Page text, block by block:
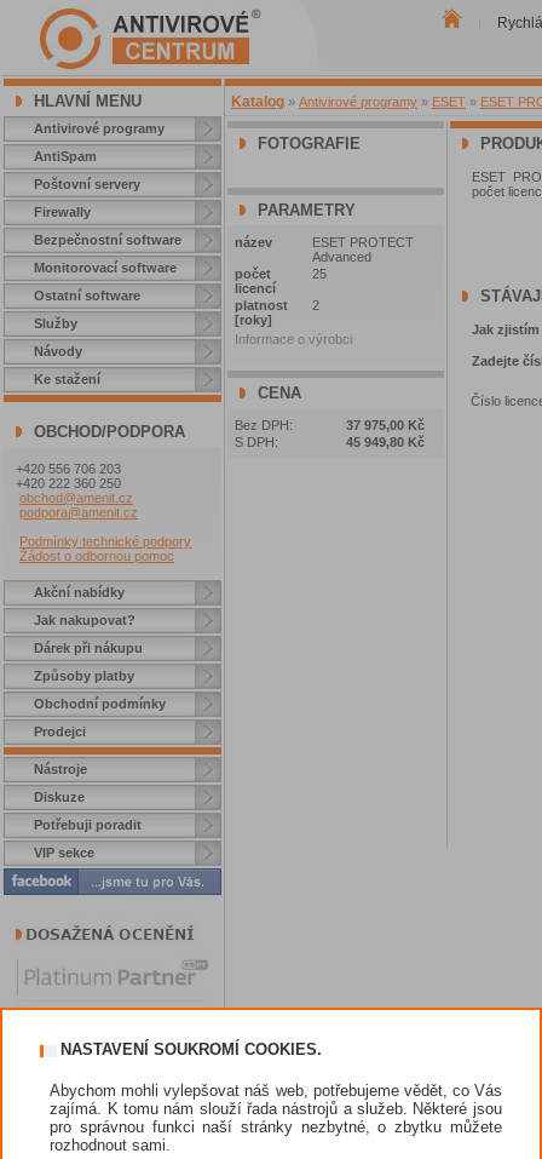
HLAVNÍ MENU
Antivirové programy
AntiSpam
Poštovní servery
Firewally
Bezpečnostní software
Monitorovací software
Ostatní software
Služby
Návody
Ke stažení
OBCHOD/PODPORA
+420 556 706 203
+420 222 360 250
obchod@amenit.cz
podpora@amenit.cz
Podmínky technické podpory
Žádost o odbornou pomoc
Akční nabídky
Jak nakupovat?
Dárek při nákupu
Způsoby platby
Obchodní podmínky
Prodejci
Nástroje
Diskuze
Potřebuji poradit
VIP sekce
Katalog » Antivirové programy » ESET » ESET
FOTOGRAFIE
PARAMETRY
název
ESET PROTECT
Advanced
počet
licencí
25
platnost
[roky]
2
Informace o výrobci
CENA
Bez DPH:
37 975,00 Kč
S DPH:
45 949,80 Kč
ESET
počet
Jak
Zadejte
Číslo
NASTAVENÍ SOUKROMÍ COOKIES.
Abychom mohli vylepšovat náš web, potřebujeme vědět, co Vás
zajímá. K tomu nám slouží řada nástrojů a služeb. Některé jsou
pro správnou funkci naší stránky nezbytné, o zbytku můžete
rozhodnout sami.